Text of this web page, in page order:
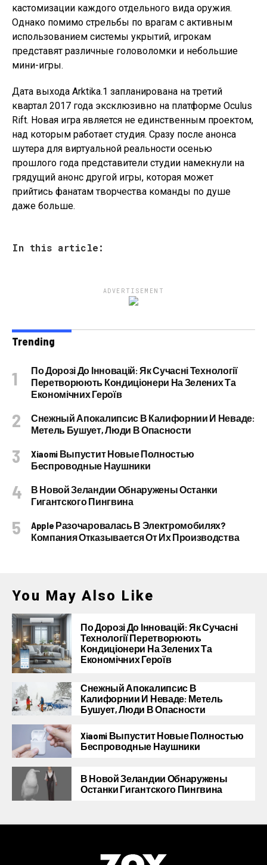
кастомизации каждого отдельного вида оружия.
Однако помимо стрельбы по врагам с активным
использованием системы укрытий, игрокам
представят различные головоломки и небольшие
мини-игры.
Дата выхода Arktika.1 запланирована на третий
квартал 2017 года эксклюзивно на платформе Oculus
Rift. Новая игра является не единственным проектом,
над которым работает студия. Сразу после анонса
шутера для виртуальной реальности осенью
прошлого года представители студии намекнули на
грядущий анонс другой игры, которая может
прийтись фанатам творчества команды по душе
даже больше.
In this article:
ADVERTISEMENT
Trending
По Дорозі До Інновацій: Як Сучасні Технології
Перетворюють Кондиціонери На Зелених Та
Економічних Героїв
Снежный Апокалипсис В Калифорнии И Неваде:
Метель Бушует, Люди В Опасности
Xiaomi Выпустит Новые Полностью
Беспроводные Наушники
В Новой Зеландии Обнаружены Останки
Гигантского Пингвина
Apple Разочаровалась В Электромобилях?
Компания Отказывается От Их Производства
You May Also Like
По Дорозі До Інновацій: Як Сучасні
Технології Перетворюють
Кондиціонери На Зелених Та
Економічних Героїв
Снежный Апокалипсис В
Калифорнии И Неваде: Метель
Бушует, Люди В Опасности
Xiaomi Выпустит Новые Полностью
Беспроводные Наушники
В Новой Зеландии Обнаружены
Останки Гигантского Пингвина